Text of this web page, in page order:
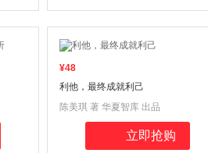
¥48
利他，最终成就利己
陈美琪 著 华夏智库 出品
立即抢购